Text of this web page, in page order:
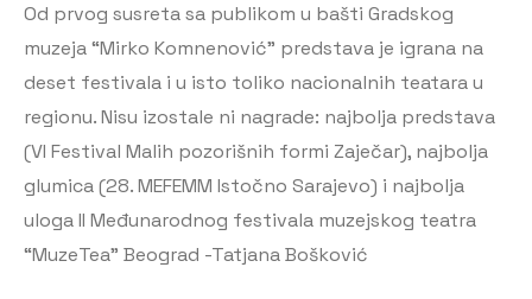
Od prvog susreta sa publikom u bašti Gradskog
muzeja “Mirko Komnenović” predstava je igrana na
deset festivala i u isto toliko nacionalnih teatara u
regionu. Nisu izostale ni nagrade: najbolja predstava
(VI Festival Malih pozorišnih formi Zaječar), najbolja
glumica (28. MEFEMM Istočno Sarajevo) i najbolja
uloga II Međunarodnog festivala muzejskog teatra
“MuzeTea” Beograd -Tatjana Bošković